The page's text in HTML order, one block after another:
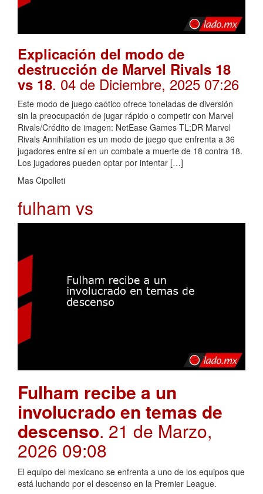
Explicación del modo de
destrucción de Marvel Rivals 18
vs 18. 04 de Diciembre, 2025 07:26
Este modo de juego caótico ofrece toneladas de diversión
sin la preocupación de jugar rápido o competir con Marvel
Rivals/Crédito de imagen: NetEase Games TL;DR Marvel
Rivals Annihilation es un modo de juego que enfrenta a 36
jugadores entre sí en un combate a muerte de 18 contra 18.
Los jugadores pueden optar por intentar […]
Mas Cipolleti
fulham vs
Fulham recibe a un
involucrado en temas de
descenso. 21 de Marzo,
2026 09:08
El equipo del mexicano se enfrenta a uno de los equipos que
está luchando por el descenso en la Premier League.